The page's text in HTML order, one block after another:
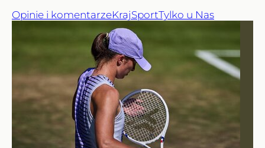
Opinie i komentarzeKrajSportTylko u Nas